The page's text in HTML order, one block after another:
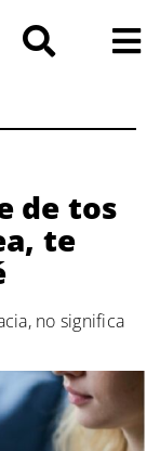
de tos
te
no significa